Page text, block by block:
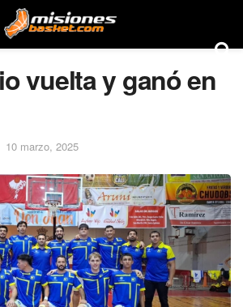
vuelta y ganó en
10 marzo, 2025